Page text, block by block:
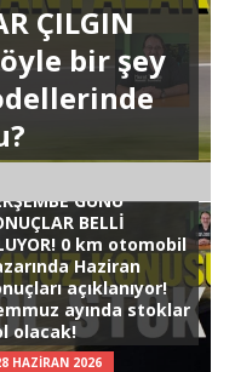
ÇILGIN
bir şey
GÜNÜ
BELLİ
0 km otomobil
Haziran
açıklanıyor!
ayında stoklar
olacak!
HAZIRAN 2026